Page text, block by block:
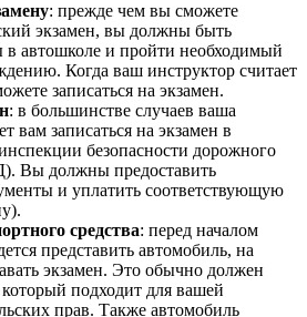
: прежде чем вы сможете
экзамен, вы должны быть
в автошколе и пройти необходимый
Когда ваш инструктор считает
записаться на экзамен.
: в большинстве случаев ваша
вам записаться на экзамен в
безопасности дорожного
Вы должны предоставить
и уплатить соответствующую
средства: перед началом
представить автомобиль, на
экзамен. Это обычно должен
подходит для вашей
прав. Также автомобиль